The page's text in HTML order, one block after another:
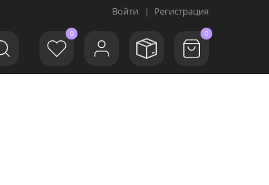
Войти | Регистрация
0 0